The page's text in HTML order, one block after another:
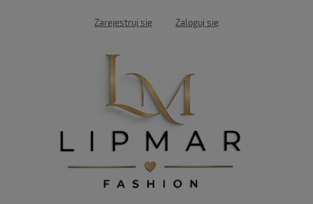
Zarejestruj się Zaloguj się